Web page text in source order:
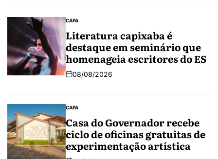
CAPA
Literatura capixaba é
destaque em seminário que
homenageia escritores do ES
08/08/2026
CAPA
Casa do Governador recebe
ciclo de oficinas gratuitas de
experimentação artística